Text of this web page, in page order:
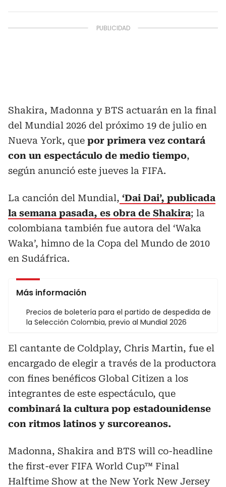
Shakira, Madonna y BTS actuarán en la final
del Mundial 2026 del próximo 19 de julio en
Nueva York, que por primera vez contará
con un espectáculo de medio tiempo,
según anunció este jueves la FIFA.
La canción del Mundial, ‘Dai Dai’, publicada
la semana pasada, es obra de Shakira; la
colombiana también fue autora del ‘Waka
Waka’, himno de la Copa del Mundo de 2010
en Sudáfrica.
Más información
Precios de boletería para el partido de despedida de
la Selección Colombia, previo al Mundial 2026
El cantante de Coldplay, Chris Martin, fue el
encargado de elegir a través de la productora
con fines benéficos Global Citizen a los
integrantes de este espectáculo, que
combinará la cultura pop estadounidense
con ritmos latinos y surcoreanos.
Madonna, Shakira and BTS will co-headline
the first-ever FIFA World Cup™ Final
Halftime Show at the New York New Jersey